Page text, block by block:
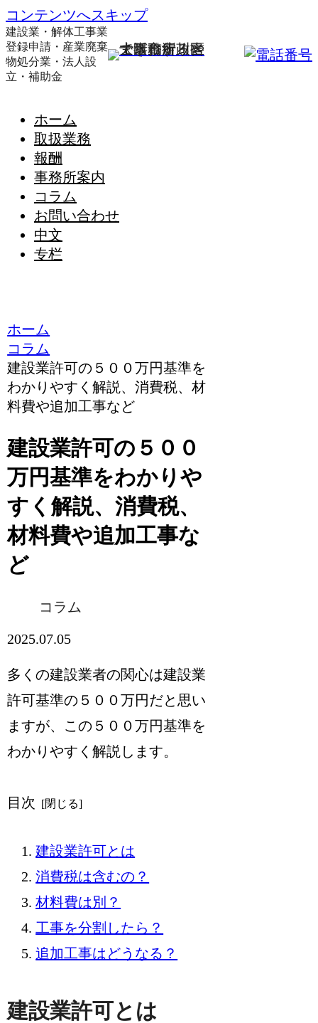
コンテンツへスキップ
建設業・解体工事業
登録申請・産業廃棄
物処分業・法人設
立・補助金
ホーム
取扱業務
報酬
事務所案内
コラム
お問い合わせ
中文
专栏
ホーム
コラム
建設業許可の５００万円基準を
わかりやすく解説、消費税、材
料費や追加工事など
建設業許可の５００
万円基準をわかりや
すく解説、消費税、
材料費や追加工事な
ど
コラム
2025.07.05
多くの建設業者の関心は建設業
許可基準の５００万円だと思い
ますが、この５００万円基準を
わかりやすく解説します。
目次
建設業許可とは
消費税は含むの？
材料費は別？
工事を分割したら？
追加工事はどうなる？
建設業許可とは